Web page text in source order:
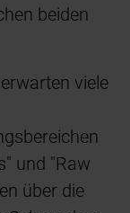
beiden
viele
und "Raw
über die